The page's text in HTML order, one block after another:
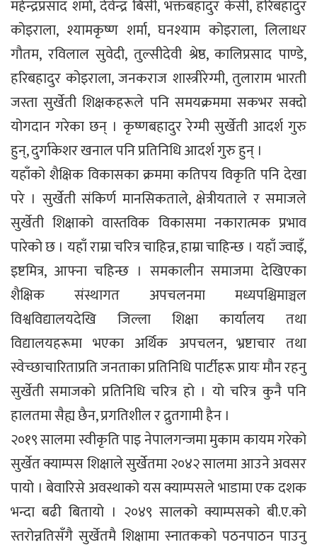
महेन्द्रप्रसाद शर्मा, देवेन्द्र बिसी, भक्तबहादुर केसी, हरिबहादुर
कोइराला, श्यामकृष्ण शर्मा, घनश्याम कोइराला, लिलाधर
गौतम, रविलाल सुवेदी, तुल्सीदेवी श्रेष्ठ, कालिप्रसाद पाण्डे,
हरिबहादुर कोइराला, जनकराज शास्त्रीरेग्मी, तुलाराम भारती
जस्ता सुर्खेती शिक्षकहरूले पनि समयक्रममा सकभर सक्दो
योगदान गरेका छन् । कृष्णबहादुर रेग्मी सुर्खेती आदर्श गुरु
हुन्, दुर्गाकेशर खनाल पनि प्रतिनिधि आदर्श गुरु हुन् ।
यहाँको शैक्षिक विकासका क्रममा कतिपय विकृति पनि देखा
परे । सुर्खेती संकिर्ण मानसिकताले, क्षेत्रीयताले र समाजले
सुर्खेती शिक्षाको वास्तविक विकासमा नकारात्मक प्रभाव
पारेको छ । यहाँ राम्रा चरित्र चाहिन्न, हाम्रा चाहिन्छ । यहाँ ज्वाइँ,
इष्टमित्र, आफ्ना चहिन्छ । समकालीन समाजमा देखिएका
शैक्षिक संस्थागत अपचलनमा मध्यपश्चिमाञ्चल
विश्वविद्यालयदेखि जिल्ला शिक्षा कार्यालय तथा
विद्यालयहरूमा भएका अर्थिक अपचलन, भ्रष्टाचार तथा
स्वेच्छाचारिताप्रति जनताका प्रतिनिधि पार्टीहरू प्रायः मौन रहनु
सुर्खेती समाजको प्रतिनिधि चरित्र हो । यो चरित्र कुनै पनि
हालतमा सैह्य छैन, प्रगतिशील र द्रुतगामी हैन ।
२०१९ सालमा स्वीकृति पाइ नेपालगन्जमा मुकाम कायम गरेको
सुर्खेत क्याम्पस शिक्षाले सुर्खेतमा २०४२ सालमा आउने अवसर
पायो । बेवारिसे अवस्थाको यस क्याम्पसले भाडामा एक दशक
भन्दा बढी बितायो । २०४९ सालको क्याम्पसको बी.ए.को
स्तरोन्नतिसँगै सुर्खेतमै शिक्षामा स्नातकको पठनपाठन पाउनु